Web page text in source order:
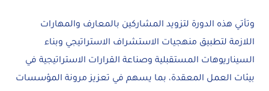
وتأتي هذه الدورة لتزويد المشاركين بالمعارف والمهارات
اللازمة لتطبيق منهجيات الاستشراف الاستراتيجي وبناء
السيناريوهات المستقبلية وصناعة القرارات الاستراتيجية في
بيئات العمل المعقدة، بما يسهم في تعزيز مرونة المؤسسات